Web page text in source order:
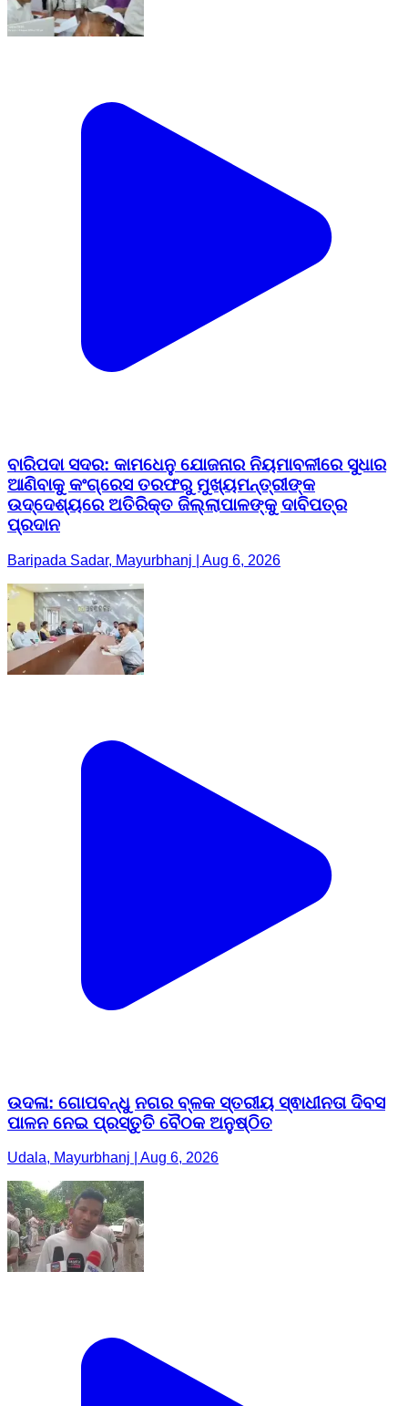
ବାରିପଦା ସଦର: କାମଧେନୁ ଯୋଜନାର ନିୟମାବଳୀରେ ସୁଧାର
ଆଣିବାକୁ କଂଗ୍ରେସ ତରଫରୁ ମୁଖ୍ୟମନ୍ତ୍ରୀଙ୍କ
ଉଦ୍ଦେଶ୍ୟରେ ଅତିରିକ୍ତ ଜିଲ୍ଲାପାଳଙ୍କୁ ଦାବିପତ୍ର
ପ୍ରଦାନ
Baripada Sadar, Mayurbhanj | Aug 6, 2026
ଉଦଳା: ଗୋପବନ୍ଧୁ ନଗର ବ୍ଳକ ସ୍ତରୀୟ ସ୍ଵାଧୀନତା ଦିବସ
ପାଳନ ନେଇ ପ୍ରସ୍ତୁତି ବୈଠକ ଅନୁଷ୍ଠିତ
Udala, Mayurbhanj | Aug 6, 2026